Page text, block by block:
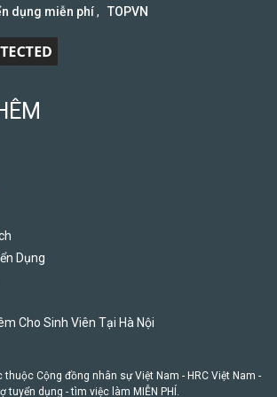
dụng miễn phí, TOPVN
Dụng
Cho Sinh Viên Tại Hà Nội
thuộc Cộng đồng nhân sự Việt Nam - HRC Việt Nam -
tuyển dụng - tìm việc làm MIỄN PHÍ.